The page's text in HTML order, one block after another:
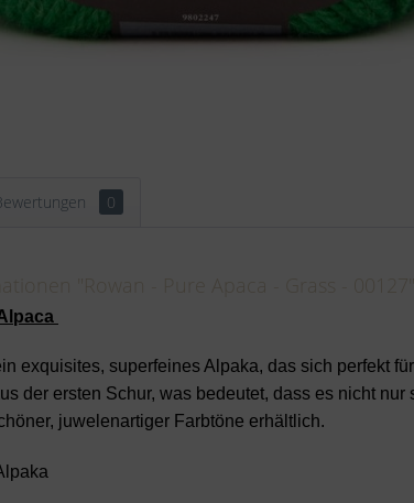
0
exquisites, superfeines Alpaka, das sich perfekt
der ersten Schur, was bedeutet, dass es nicht
juwelenartiger Farbtöne erhältlich.